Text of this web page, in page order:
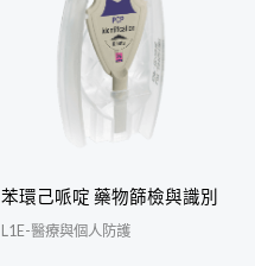
苯環己哌啶 藥物篩檢與識別
L1E-醫療與個人防護